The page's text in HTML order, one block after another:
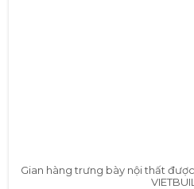
Gian hàng trưng bày nội thất